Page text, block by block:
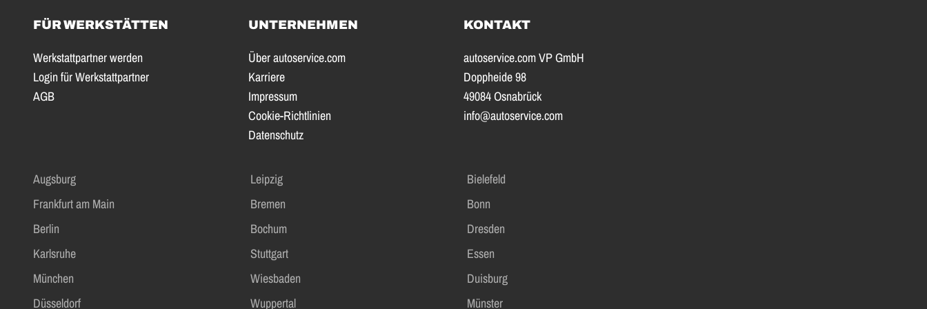
FÜR WERKSTÄTTEN
Werkstattpartner werden
Login für Werkstattpartner
AGB
UNTERNEHMEN
Über autoservice.com
Karriere
Impressum
Cookie-Richtlinien
Datenschutz
KONTAKT
autoservice.com VP GmbH
Doppheide 98
49084 Osnabrück
info@autoservice.com
Augsburg Leipzig
Bielefeld
Frankfurt am Main
Bremen
Bonn
Berlin
Bochum
Dresden
Karlsruhe
Stuttgart
Essen
München
Wiesbaden
Duisburg
Düsseldorf
Wuppertal Münster